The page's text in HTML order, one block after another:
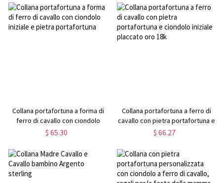
Collana portafortuna a forma di
ferro di cavallo con ciondolo
iniziale e pietra portafortuna
$ 65.30
Collana portafortuna a ferro di
cavallo con pietra portafortuna e
ciondolo iniziale placcato oro 18k
$ 66.27